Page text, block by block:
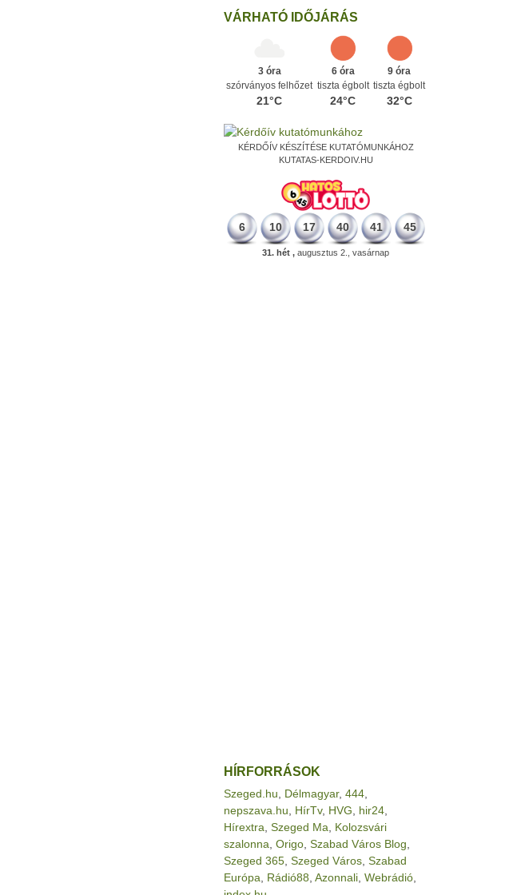
VÁRHATÓ IDŐJÁRÁS
3 óra
szórványos felhőzet
21°C
6 óra
tiszta égbolt
24°C
9 óra
tiszta égbolt
32°C
KÉRDŐÍV KÉSZÍTÉSE KUTATÓMUNKÁHOZ
KUTATAS-KERDOIV.HU
6 10 17 40 41 45
31. hét , augusztus 2., vasárnap
HÍRFORRÁSOK
Szeged.hu Délmagyar, 444
nepszava.hu
HírTv, HVG hir24
Hírextra Szeged Ma
Kolozsvári
szalonna Origo Szabad Város Blog
Szeged 365 Szeged Város Szabad
Európa
Rádió88 Azonnali Webrádió